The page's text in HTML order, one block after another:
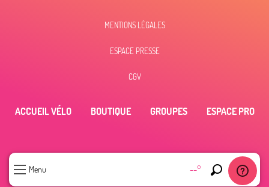
Menu --°
Recherche
MENTIONS LÉGALES
ESPACE PRESSE
CGV
ACCUEIL VÉLO BOUTIQUE GROUPES ESPACE PRO